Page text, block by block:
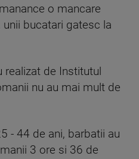
o mancare
bucatari gatesc la
de Institutul
nu au mai mult de
- 44 de ani, barbatii au
3 ore si 36 de